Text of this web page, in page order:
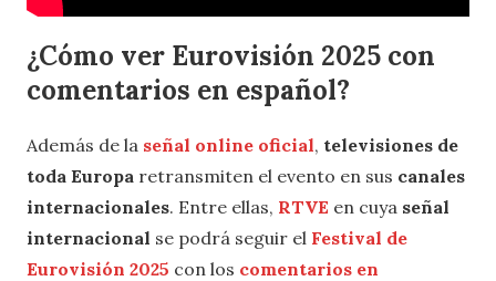
¿Cómo ver Eurovisión 2025 con
comentarios en español?
Además de la señal online oficial, televisiones de
toda Europa retransmiten el evento en sus canales
internacionales. Entre ellas, RTVE en cuya señal
internacional se podrá seguir el Festival de
Eurovisión 2025 con los comentarios en